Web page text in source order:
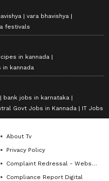
vara bhavishya
festivals
in kannada
kannada
bank jobs in karnataka
Govt Jobs in Kannada IT Jobs
About Tv
Privacy Policy
Complaint Redressal - Website
Compliance Report Digital